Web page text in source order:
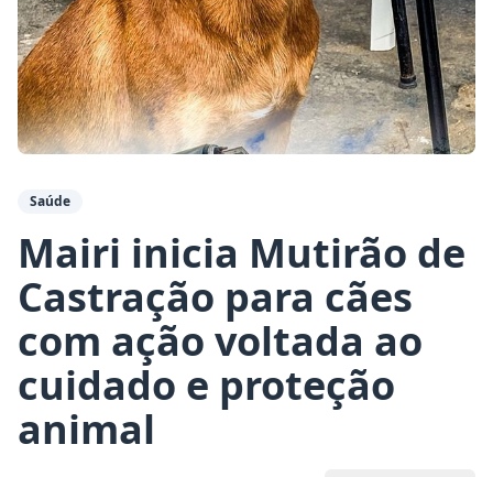
Saúde
Mairi inicia Mutirão de
Castração para cães
com ação voltada ao
cuidado e proteção
animal